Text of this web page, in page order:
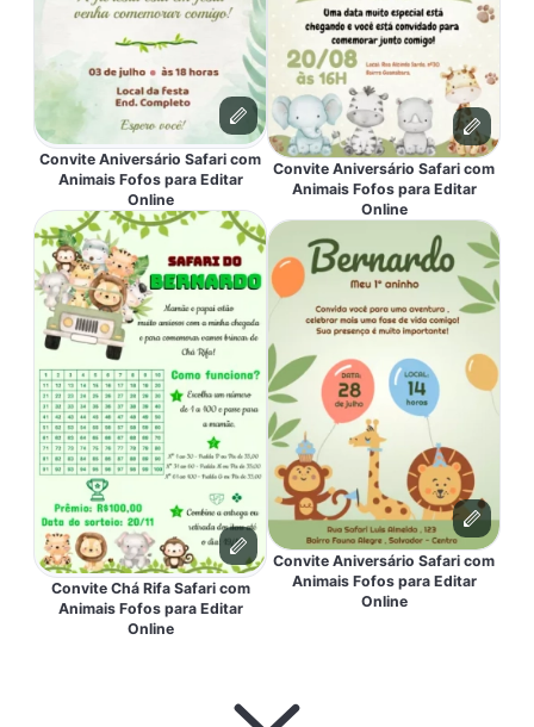
Convite Aniversário Safari com
Animais Fofos para Editar
Online
Convite Chá Rifa Safari com
Animais Fofos para Editar
Online
Convite Aniversário Safari com
Animais Fofos para Editar
Online
Convite Aniversário Safari com
Animais Fofos para Editar
Online